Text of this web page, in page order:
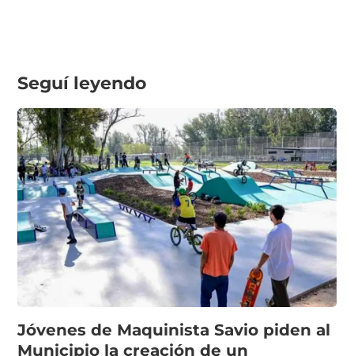
Seguí leyendo
Jóvenes de Maquinista Savio piden al
Municipio la creación de un